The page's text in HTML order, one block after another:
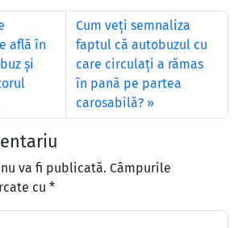
află în
şi
Cum veţi semnaliza
faptul că autobuzul cu
care circulaţi a rămas
în pană pe partea
carosabilă?
va fi publicată. Câmpurile
cu *